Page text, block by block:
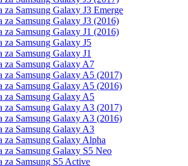
za Samsung Galaxy J3 Emerge
za Samsung Galaxy J3 (2016)
za Samsung Galaxy J1 (2016)
za Samsung Galaxy J5
za Samsung Galaxy J1
za Samsung Galaxy A7
za Samsung Galaxy A5 (2017)
za Samsung Galaxy A5 (2016)
za Samsung Galaxy A5
za Samsung Galaxy A3 (2017)
za Samsung Galaxy A3 (2016)
za Samsung Galaxy A3
za Samsung Galaxy Alpha
za Samsung Galaxy S5 Neo
za Samsung S5 Active